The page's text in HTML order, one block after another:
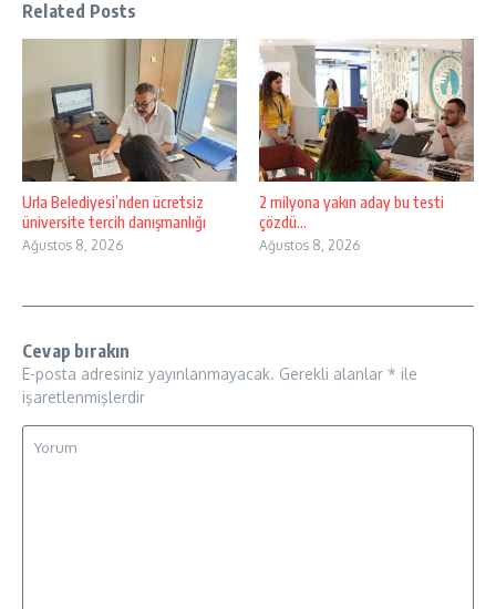
Related Posts
Urla Belediyesi’nden ücretsiz
üniversite tercih danışmanlığı
Ağustos 8, 2026
2 milyona yakın aday bu testi
çözdü…
Ağustos 8, 2026
Cevap bırakın
E-posta adresiniz yayınlanmayacak. Gerekli alanlar * ile
işaretlenmişlerdir